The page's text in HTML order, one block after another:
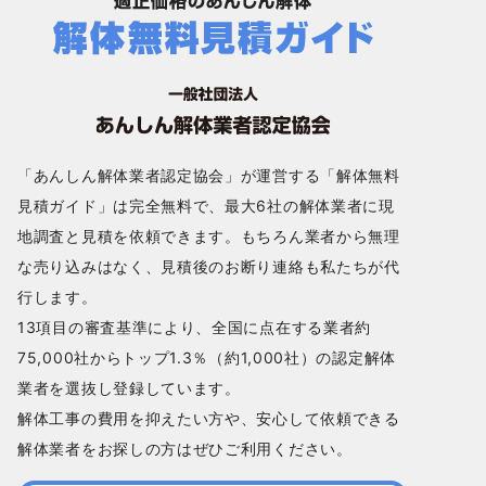
「あんしん解体業者認定協会」が運営する「解体無料
見積ガイド」は完全無料で、最大6社の解体業者に現
地調査と見積を依頼できます。もちろん業者から無理
な売り込みはなく、見積後のお断り連絡も私たちが代
行します。
13項目の審査基準により、全国に点在する業者約
75,000社からトップ1.3％（約1,000社）の認定解体
業者を選抜し登録しています。
解体工事の費用を抑えたい方や、安心して依頼できる
解体業者をお探しの方はぜひご利用ください。